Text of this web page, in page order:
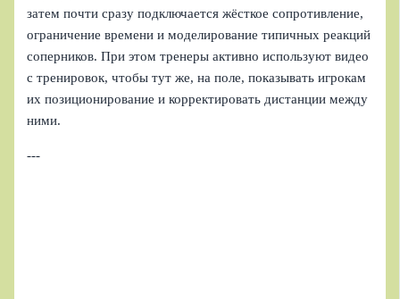
затем почти сразу подключается жёсткое сопротивление,
ограничение времени и моделирование типичных реакций
соперников. При этом тренеры активно используют видео
с тренировок, чтобы тут же, на поле, показывать игрокам
их позиционирование и корректировать дистанции между
ними.
---